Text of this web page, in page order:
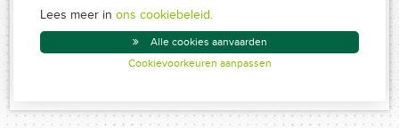
Conduite MiFID
Created by Insucommerce
Lees meer in ons cookiebeleid.
Alle cookies aanvaarden
Cookievoorkeuren aanpassen